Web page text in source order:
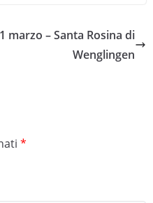
marzo – Santa Rosina di
Wenglingen
*